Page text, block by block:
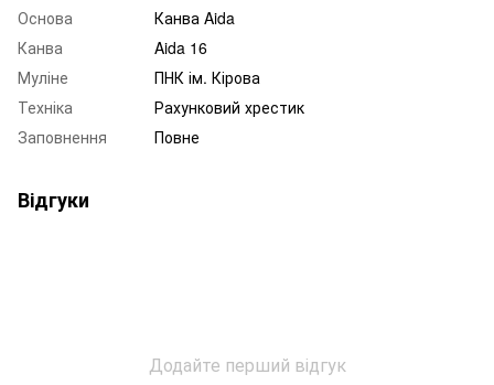
Основа
Канва Aida
Канва
Aida 16
Муліне
ПНК ім. Кірова
Техніка
Рахунковий хрестик
Заповнення
Повне
Відгуки
Додайте перший відгук